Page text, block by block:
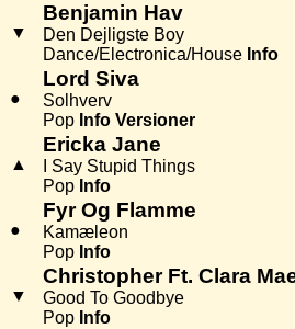
▼
Benjamin Hav
Den Dejligste Boy
Dance/Electronica/House Info
●
Lord Siva
Solhverv
Pop Info Versioner
▲
Ericka Jane
I Say Stupid Things
Pop Info
●
Fyr Og Flamme
Kamæleon
Pop Info
▼
Christopher Ft. Clara
Good To Goodbye
Pop Info